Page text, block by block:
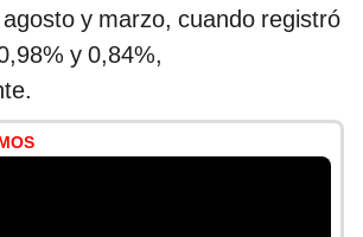
y marzo, cuando registró
y 0,84%,